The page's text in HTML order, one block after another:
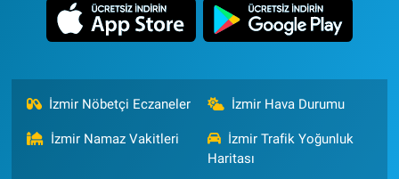
İzmir Nöbetçi Eczaneler İzmir Hava Durumu
İzmir Namaz Vakitleri
İzmir Trafik Yoğunluk
Haritası